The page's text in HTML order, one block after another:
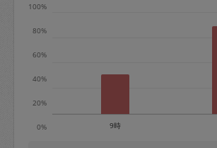
相当で料金設定されています。
0%
20%
40%
60%
80%
100%
9時